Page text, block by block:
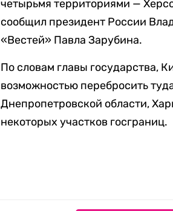
четырьмя территориями —
сообщил президент России
«Вестей» Павла Зарубина.
По словам главы государства,
возможностью перебросить
Днепропетровской области,
некоторых участков госграниц.